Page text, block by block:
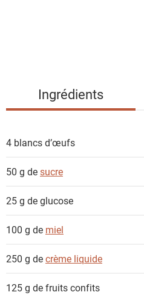
i
t
Ingrédients
4 blancs d’œufs
50 g desucre
25 g deglucose
100 g de miel
250 g decrème liquide
125 g defruits confits